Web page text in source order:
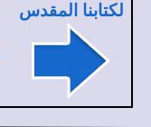
لكتابنا المقدس